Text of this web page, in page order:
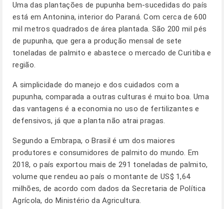
Uma das plantações de pupunha bem-sucedidas do país
está em Antonina, interior do Paraná. Com cerca de 600
mil metros quadrados de área plantada. São 200 mil pés
de pupunha, que gera a produção mensal de sete
toneladas de palmito e abastece o mercado de Curitiba e
região.
A simplicidade do manejo e dos cuidados com a
pupunha, comparada a outras culturas é muito boa. Uma
das vantagens é a economia no uso de fertilizantes e
defensivos, já que a planta não atrai pragas.
Segundo a Embrapa, o Brasil é um dos maiores
produtores e consumidores de palmito do mundo. Em
2018, o país exportou mais de 291 toneladas de palmito,
volume que rendeu ao país o montante de US$ 1,64
milhões, de acordo com dados da Secretaria de Política
Agrícola, do Ministério da Agricultura.